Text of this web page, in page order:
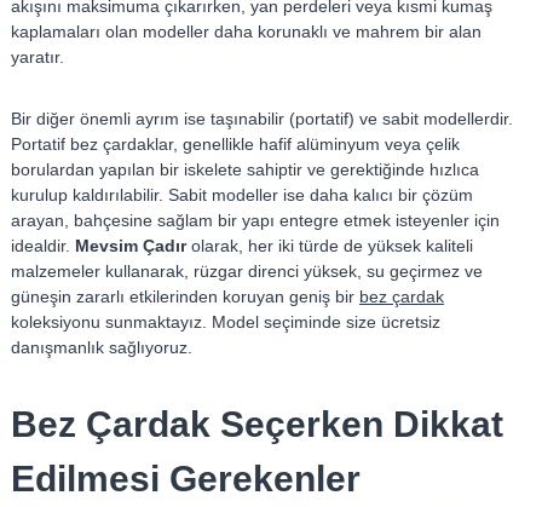
akışını maksimuma çıkarırken, yan perdeleri veya kısmi kumaş
kaplamaları olan modeller daha korunaklı ve mahrem bir alan
yaratır.
Bir diğer önemli ayrım ise taşınabilir (portatif) ve sabit modellerdir.
Portatif bez çardaklar, genellikle hafif alüminyum veya çelik
borulardan yapılan bir iskelete sahiptir ve gerektiğinde hızlıca
kurulup kaldırılabilir. Sabit modeller ise daha kalıcı bir çözüm
arayan, bahçesine sağlam bir yapı entegre etmek isteyenler için
idealdir. Mevsim Çadırolarak, her iki türde de yüksek kaliteli
malzemeler kullanarak, rüzgar direnci yüksek, su geçirmez ve
güneşin zararlı etkilerinden koruyan geniş bir bez çardak
koleksiyonu sunmaktayız. Model seçiminde size ücretsiz
danışmanlık sağlıyoruz.
Bez Çardak Seçerken Dikkat
Edilmesi Gerekenler